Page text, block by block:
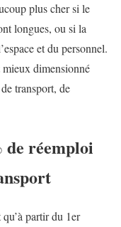
plus cher si le
longues, ou si la
et du personnel.
mieux dimensionné
transport, de
réemploi
partir du 1er